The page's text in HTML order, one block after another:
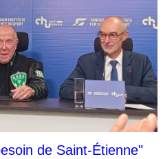
de Saint-Étienne"